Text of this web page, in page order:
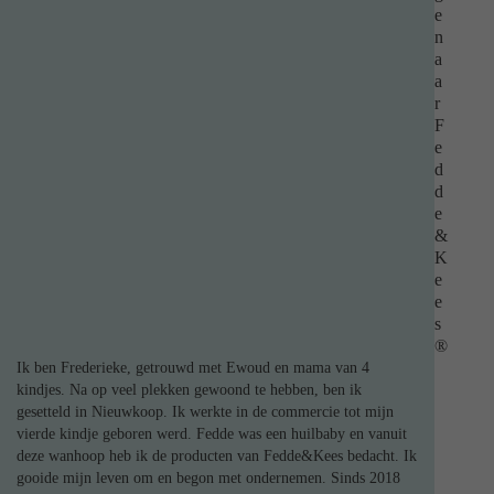
e
n
a
a
r
F
e
d
d
e
&
K
e
e
s
®
Ik ben Frederieke, getrouwd met Ewoud en mama van 4
kindjes. Na op veel plekken gewoond te hebben, ben ik
gesetteld in Nieuwkoop. Ik werkte in de commercie tot mijn
vierde kindje geboren werd. Fedde was een huilbaby en vanuit
deze wanhoop heb ik de producten van Fedde&Kees bedacht. Ik
gooide mijn leven om en begon met ondernemen. Sinds 2018